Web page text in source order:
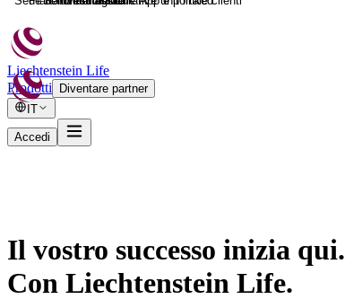
Liechtenstein Life
Prodotti
Diventare partner
IT
Accedi
Il vostro successo inizia qui.
Con Liechtenstein Life.